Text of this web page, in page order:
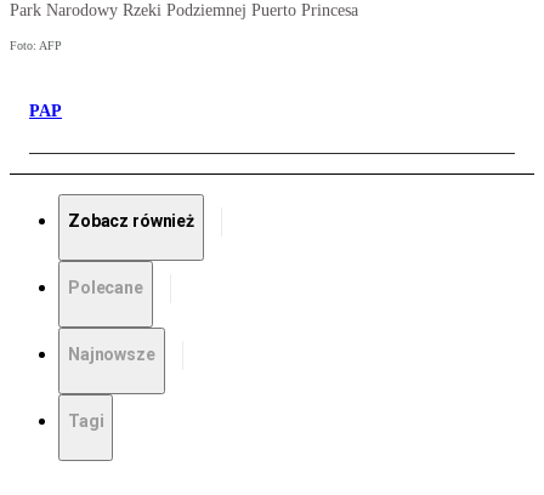
Park Narodowy Rzeki Podziemnej Puerto Princesa
Foto: AFP
PAP
Zobacz również
Polecane
Najnowsze
Tagi